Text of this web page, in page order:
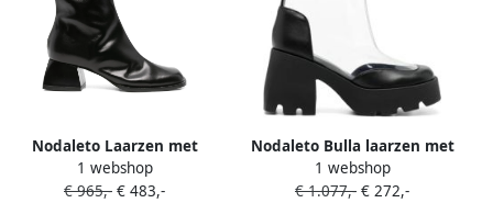
Nodaleto Laarzen met
ritsdetail Zwart
1 webshop
€ 965,- € 483,-
Nodaleto Bulla laarzen met
leren afwerking Zwart
1 webshop
€ 1.077,- € 272,-